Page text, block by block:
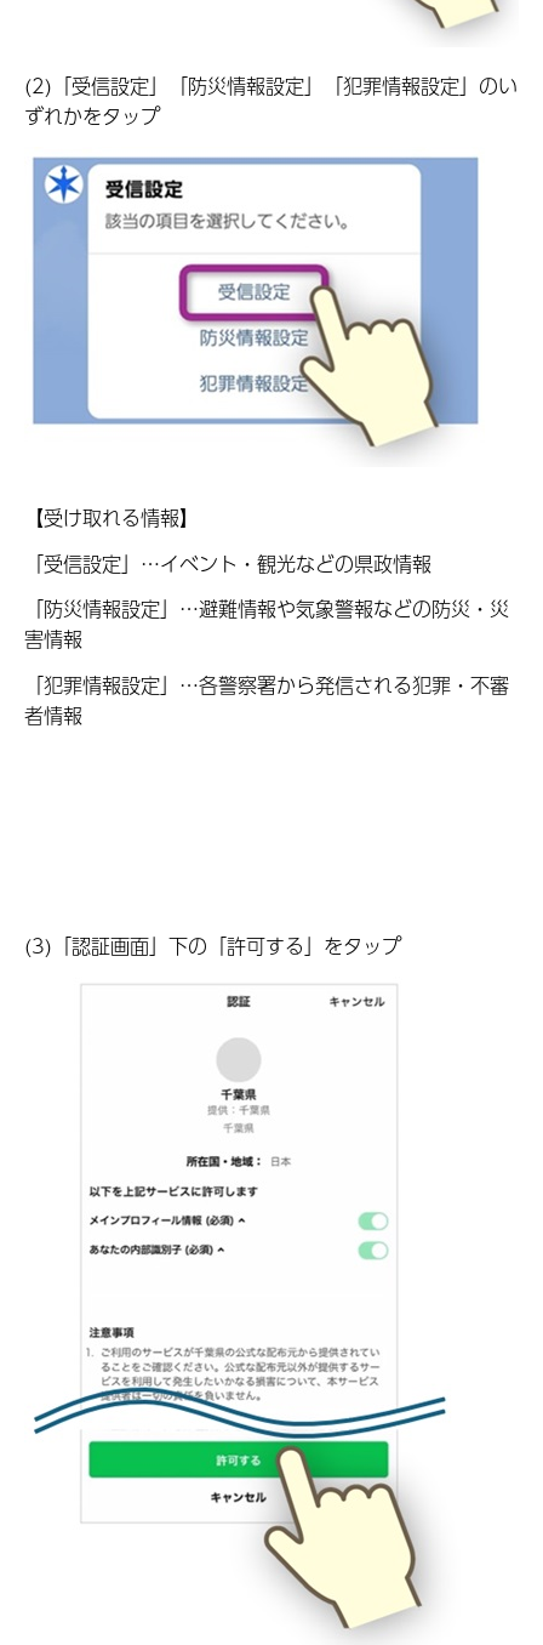
(2)「受信設定」「防災情報設定」「犯罪情報設定」のい
ずれかをタップ
【受け取れる情報】
「受信設定」…イベント・観光などの県政情報
「防災情報設定」…避難情報や気象警報などの防災・災
害情報
「犯罪情報設定」…各警察署から発信される犯罪・不審
者情報
(3)「認証画面」下の「許可する」をタップ